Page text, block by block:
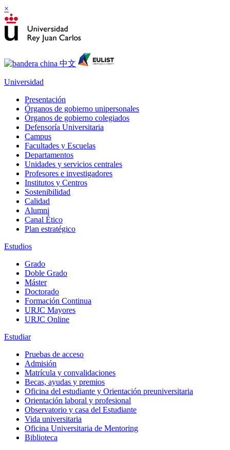
×
Universidad
Presentación
Órganos de gobierno unipersonales
Órganos de gobierno colegiados
Defensoría Universitaria
Campus
Facultades y Escuelas
Departamentos
Unidades y servicios centrales
Profesores e investigadores
Institutos y Centros
Sostenibilidad
Calidad
Alumni
Canal Ético
Plan estratégico
Estudios
Grado
Doble Grado
Máster
Doctorado
Formación Continua
URJC Mayores
URJC Online
Estudiar
Pruebas de acceso
Admisión
Matrícula y convalidaciones
Becas, ayudas y premios
Oficina del estudiante y Orientación preuniversitaria
Orientación laboral y profesional
Observatorio y casa del Estudiante
Vida universitaria
Oficina Universitaria de Mentoring
Biblioteca